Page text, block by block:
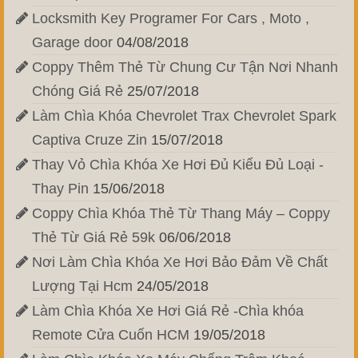
Locksmith Key Programer For Cars , Moto ,
Garage door 04/08/2018
Coppy Thêm Thẻ Từ Chung Cư Tận Nơi Nhanh
Chóng Giá Rẻ 25/07/2018
Làm Chìa Khóa Chevrolet Trax Chevrolet Spark
Captiva Cruze Zin 15/07/2018
Thay Vỏ Chìa Khóa Xe Hơi Đủ Kiểu Đủ Loại -
Thay Pin 15/06/2018
Coppy Chìa Khóa Thẻ Từ Thang Máy – Coppy
Thẻ Từ Giá Rẻ 59k 06/06/2018
Nơi Làm Chìa Khóa Xe Hơi Bảo Đảm Về Chất
Lượng Tại Hcm 24/05/2018
Làm Chìa Khóa Xe Hơi Giá Rẻ -Chìa khóa
Remote Cửa Cuốn HCM 19/05/2018